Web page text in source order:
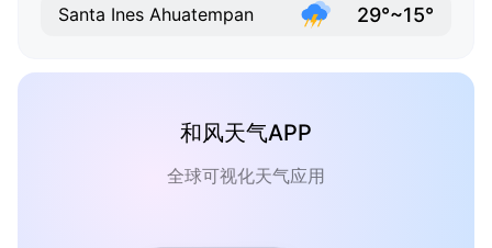
Santa Ines Ahuatempan 29°~15°
和风天气APP
全球可视化天气应用